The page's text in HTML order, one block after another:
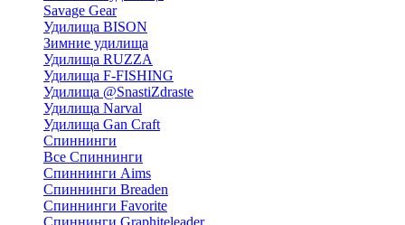
Savage Gear
Удилища BISON
Зимние удилища
Удилища RUZZA
Удилища F-FISHING
Удилища @SnastiZdraste
Удилища Narval
Удилища Gan Craft
Спиннинги
Все Спиннинги
Спиннинги Aims
Спиннинги Breaden
Спиннинги Favorite
Спиннинги Graphiteleader